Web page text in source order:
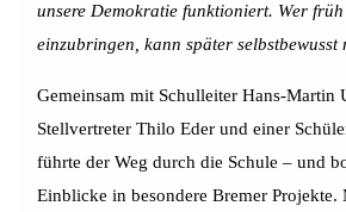
unsere Demokratie funktioniert. Wer
einzubringen, kann später selbstbewusst
Gemeinsam mit Schulleiter Hans-Martin
Stellvertreter Thilo Eder und einer
führte der Weg durch die Schule – und
Einblicke in besondere Bremer Projekte.